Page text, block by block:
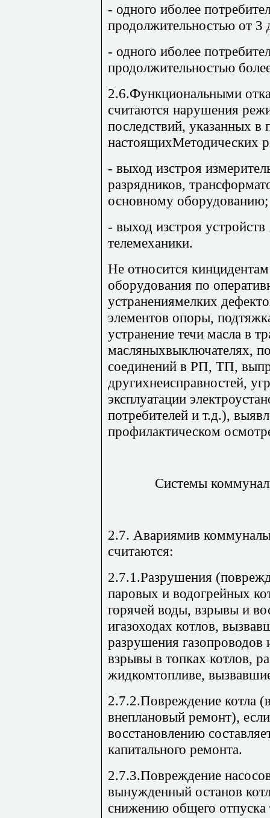
- одного иболее
продолжительностью от 3
- одного иболее
продолжительностью
2.6.Функциональными
считаются нарушения
последствий, указанных в
настоящихМетодических
- выход изстроя
разрядников,
основному оборудованию;
- выход изстроя
телемеханики.
Не относится
оборудования по
устранениямелких
элементов опоры,
устранение течи масла в
масляныхвыключателях,
соединений в РП, ТП,
другихнеисправностей,
эксплуатации
потребителей и т.д.),
профилактическом
Системы
2.7. Авариямив
считаются:
2.7.1.Разрушения
паровых и водогрейных
горячей воды, взрывы и
игазоходах котлов,
разрушения газопроводов
взрывы в топках котлов,
жидкомтопливе,
2.7.2.Повреждение котла
внеплановый ремонт),
восстановлению
капитального ремонта.
2.7.3.Повреждение
вынужденный останов
снижению общего отпуска